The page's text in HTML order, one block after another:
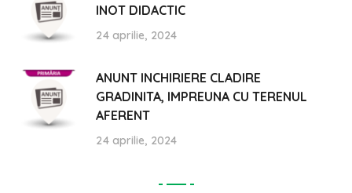
INOT DIDACTIC
24 aprilie, 2024
ANUNT INCHIRIERE CLADIRE
GRADINITA, IMPREUNA CU TERENUL
AFERENT
24 aprilie, 2024